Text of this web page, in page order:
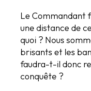
Le Commandant
une distance de
quoi ? Nous
brisants et les
faudra-t-il donc
conquête ?